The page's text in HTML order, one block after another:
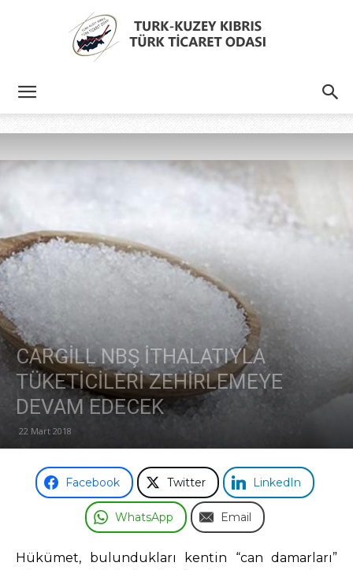
Kıbrıs
Odası
CARGİLL NBŞ İTHALATIYLA
TÜKETİCİLERİ ZEHİRLEMEYE
DEVAM EDECEK
22 Mart 2018
Facebook Twitter LinkedIn
WhatsApp Email
Hükümet, bulundukları kentin “can damarları”